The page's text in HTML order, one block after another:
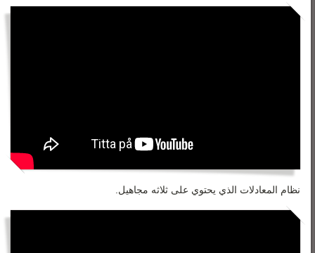
نظام المعادلات الذي يحتوي على ثلاثه مجاهيل.